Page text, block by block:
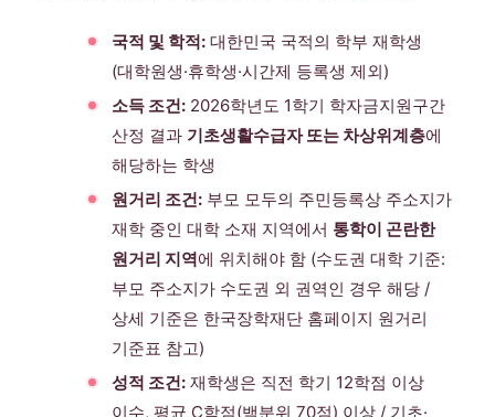
국적 및 학적:대한민국 국적의 학부 재학생
(대학원생·휴학생·시간제 등록생 제외)
소득 조건:2026학년도 1학기 학자금지원구간
산정 결과 기초생활수급자 또는 차상위계층에
해당하는 학생
원거리 조건:부모 모두의 주민등록상 주소지가
재학 중인 대학 소재 지역에서 통학이 곤란한
원거리 지역에 위치해야 함 (수도권 대학 기준:
부모 주소지가 수도권 외 권역인 경우 해당 /
상세 기준은 한국장학재단 홈페이지 원거리
기준표 참고)
성적 조건:재학생은 직전 학기 12학점 이상
이수, 평균 C학점(백분위 70점) 이상 / 기초·